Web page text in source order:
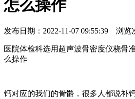
怎么操作
发布日期：2022-11-07 09:55:39 浏览
医院体检科选用超声波骨密度仪桡骨
么操作
钙对应的我们的骨骼，很多人都说补